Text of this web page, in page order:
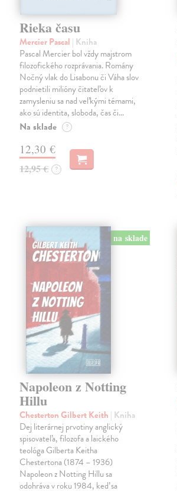
Rieka času
Mercier Pascal | Kniha
Pascal Mercier bol vždy majstrom
filozofického rozprávania. Romány
Nočný vlak do Lisabonu či Váha slov
podnietili milióny čitateľov k
zamysleniu sa nad veľkými témami,
ako sú identita, sloboda, čas či…
Na sklade ?
12,30 €
12,95 € ?
na sklade
Napoleon z Notting
Hillu
Chesterton Gilbert Keith | Kniha
Dej literárnej prvotiny anglický
spisovateľa, filozofa a laického
teológa Gilberta Keitha
Chestertona (1874 – 1936)
Napoleon z Notting Hillu sa
odohráva v roku 1984, keď sa